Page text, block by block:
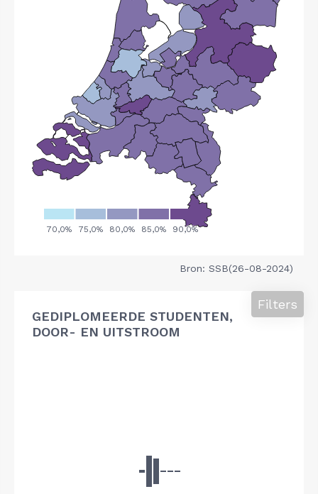
Bron: SSB(26-08-2024)
GEDIPLOMEERDE STUDENTEN,
DOOR- EN UITSTROOM
Filters